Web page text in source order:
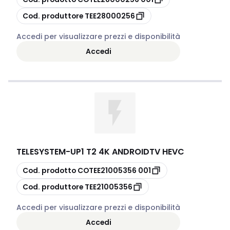
copia
Cod. produttore TEE28000256
Accedi per visualizzare prezzi e disponibilità
Accedi
TELESYSTEM-UP1 T2 4K ANDROIDTV HEVC
copia
Cod. prodotto
COTEE21005356 001
copia
Cod. produttore TEE21005356
Accedi per visualizzare prezzi e disponibilità
Accedi